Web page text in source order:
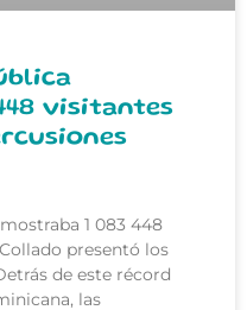
visitantes
1 083 448
presentó los
de este récord
las